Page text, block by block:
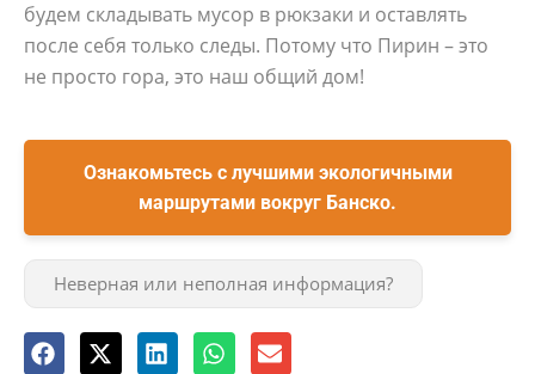
будем складывать мусор в рюкзаки и оставлять
после себя только следы. Потому что Пирин – это
не просто гора, это наш общий дом!
Ознакомьтесь с лучшими экологичными
маршрутами вокруг Банско.
Неверная или неполная информация?